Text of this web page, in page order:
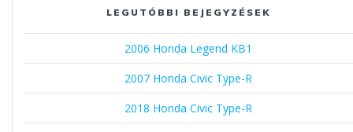
LEGUTÓBBI BEJEGYZÉSEK
2006 Honda Legend KB1
2007 Honda Civic Type-R
2018 Honda Civic Type-R